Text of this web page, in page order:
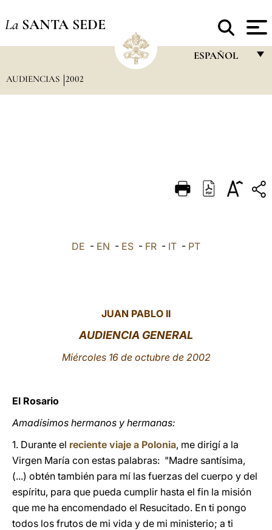
La SANTA SEDE
ESPAÑOL
DEUTSCH
العربيّة
AUDIENCIAS 2002
DE - EN - ES - FR - IT - PT
JUAN PABLO II
AUDIENCIA GENERAL
Miércoles 16 de octubre de 2002
El Rosario
Amadísimos hermanos y hermanas:
1. Durante el reciente viaje a Polonia, me dirigí a la
Virgen María con estas palabras: "Madre santísima,
(...) obtén también para mí las fuerzas del cuerpo y del
espíritu, para que pueda cumplir hasta el fin la misión
que me ha encomendado el Resucitado. En ti pongo
todos los frutos de mi vida y de mi ministerio; a ti